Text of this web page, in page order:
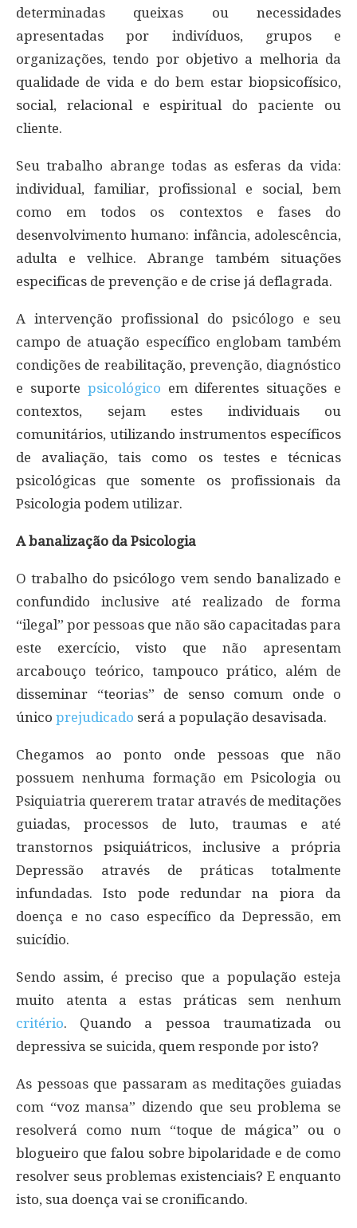
determinadas queixas ou necessidades
apresentadas por indivíduos, grupos e
organizações, tendo por objetivo a melhoria da
qualidade de vida e do bem estar biopsicofísico,
social, relacional e espiritual do paciente ou
cliente.
Seu trabalho abrange todas as esferas da vida:
individual, familiar, profissional e social, bem
como em todos os contextos e fases do
desenvolvimento humano: infância, adolescência,
adulta e velhice. Abrange também situações
especificas de prevenção e de crise já deflagrada.
A intervenção profissional do psicólogo e seu
campo de atuação específico englobam também
condições de reabilitação, prevenção, diagnóstico
e suporte psicológico em diferentes situações e
contextos, sejam estes individuais ou
comunitários, utilizando instrumentos específicos
de avaliação, tais como os testes e técnicas
psicológicas que somente os profissionais da
Psicologia podem utilizar.
A banalização da Psicologia
O trabalho do psicólogo vem sendo banalizado e
confundido inclusive até realizado de forma
“ilegal” por pessoas que não são capacitadas para
este exercício, visto que não apresentam
arcabouço teórico, tampouco prático, além de
disseminar “teorias” de senso comum onde o
único prejudicado será a população desavisada.
Chegamos ao ponto onde pessoas que não
possuem nenhuma formação em Psicologia ou
Psiquiatria quererem tratar através de meditações
guiadas, processos de luto, traumas e até
transtornos psiquiátricos, inclusive a própria
Depressão através de práticas totalmente
infundadas. Isto pode redundar na piora da
doença e no caso específico da Depressão, em
suicídio.
Sendo assim, é preciso que a população esteja
muito atenta a estas práticas sem nenhum
critério. Quando a pessoa traumatizada ou
depressiva se suicida, quem responde por isto?
As pessoas que passaram as meditações guiadas
com “voz mansa” dizendo que seu problema se
resolverá como num “toque de mágica” ou o
blogueiro que falou sobre bipolaridade e de como
resolver seus problemas existenciais? E enquanto
isto, sua doença vai se cronificando.